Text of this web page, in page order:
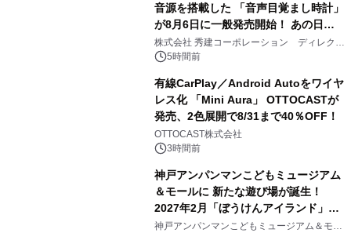
音源を搭載した 「音声目覚まし時計」
が8月6日に一般発売開始！ あの日の
大興奮が今甦る
株式会社 秀建コーポレーション ディレクト
アートギャラリー
5時間前
有線CarPlay／Android Autoをワイヤ
レス化 「Mini Aura」 OTTOCASTが
発売、2色展開で8/31まで40％OFF！
OTTOCAST株式会社
3時間前
神戸アンパンマンこどもミュージアム
＆モールに 新たな遊び場が誕生！
2027年2月「ぼうけんアイランド」が
オープン
神戸アンパンマンこどもミュージアム＆モー